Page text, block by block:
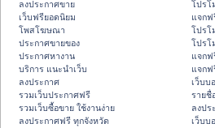
ลงประกาศขาย
เว็บฟรียอดนิยม
โพสโฆษณา
ประกาศขายของ
ประกาศหางาน
บริการ แนะนำเว็บ
ลงประกาศ
รวมเว็บประกาศฟรี
รวมเว็บซื้อขาย ใช้งานง่าย
ลงประกาศฟรี ทุกจังหวัด
โปรโ
แจกฟ
โปรโ
โปรโ
แจกฟ
แจกฟ
เว็บบ
รายชื่
ลงปร
เว็บบ